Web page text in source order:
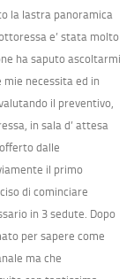
la lastra panoramica
e’ stata molto
ha saputo ascoltarmi
necessita ed in
il preventivo,
in sala d’ attesa
dalle
il primo
di cominciare
in 3 sedute. Dopo
per sapere come
ma che